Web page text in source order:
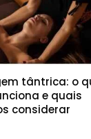
tântrica: o
e quais
considerar